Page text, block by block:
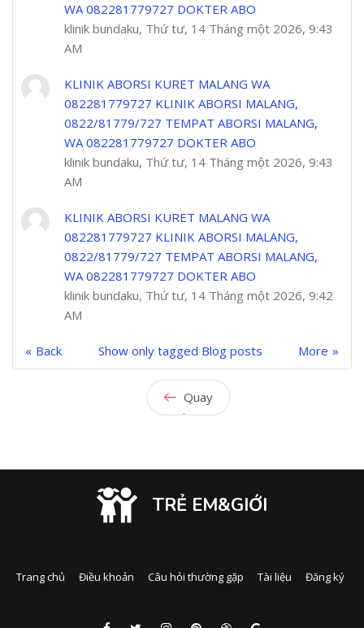
WA 082281779727 DOKTER ABO
klinik bundaku, Thứ tư, 14 Tháng một 2026, 9:43
AM
KLINIK ABORSI KURET MALANG WA
082281779727 KLINIK ABORSI MALANG,
0822/81779/727 TEMPAT ABORSI MALANG,
WA 082281779727 DOKTER ABO
klinik bundaku, Thứ tư, 14 Tháng một 2026, 9:43
AM
KLINIK ABORSI KURET MALANG WA
082281779727 KLINIK ABORSI MALANG,
0822/81779/727 TEMPAT ABORSI MALANG,
WA 082281779727 DOKTER ABO
klinik bundaku, Thứ tư, 14 Tháng một 2026, 9:42
AM
Back More
Show only tagged Blog posts
Quay
lại
TRẺ EM&GIỚI
Trang chủ Điều khoản Câu hỏi thường gặp Tài liệu Đăng ký